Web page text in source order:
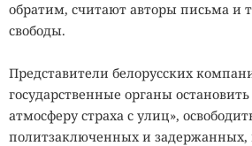
обратим, считают авторы письма и
свободы.
Представители белорусских
государственные органы
атмосферу страха с улиц»,
политзаключенных и задержанных,